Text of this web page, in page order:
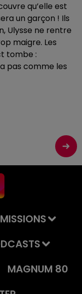
qu’elle est
un garçon ! Ils
Ulysse ne rentre
maigre. Les
tombe :
pas comme les
MAGNUM 80